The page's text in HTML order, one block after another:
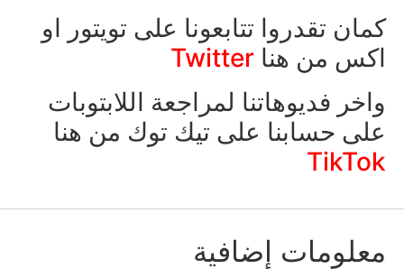
كمان تقدروا تتابعونا على تويتور او
اكس من هنا Twitter
واخر فديوهاتنا لمراجعة اللابتوبات
على حسابنا على تيك توك من هنا
TikTok
معلومات إضافية